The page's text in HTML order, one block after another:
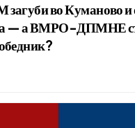
во Куманово и
— а ВМРО-ДПМНЕ